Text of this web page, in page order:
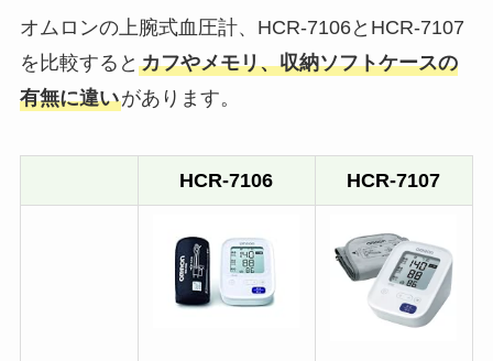
オムロンの上腕式血圧計、HCR-7106とHCR-7107
を比較すると カフやメモリ、収納ソフトケースの
有無に違いがあります。
HCR-7106 HCR-7107